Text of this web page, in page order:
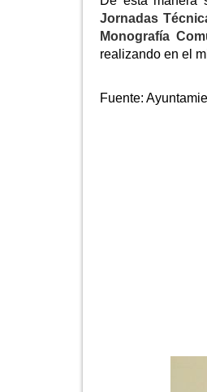
Jornadas
Monografía
realizando en el
Fuente: